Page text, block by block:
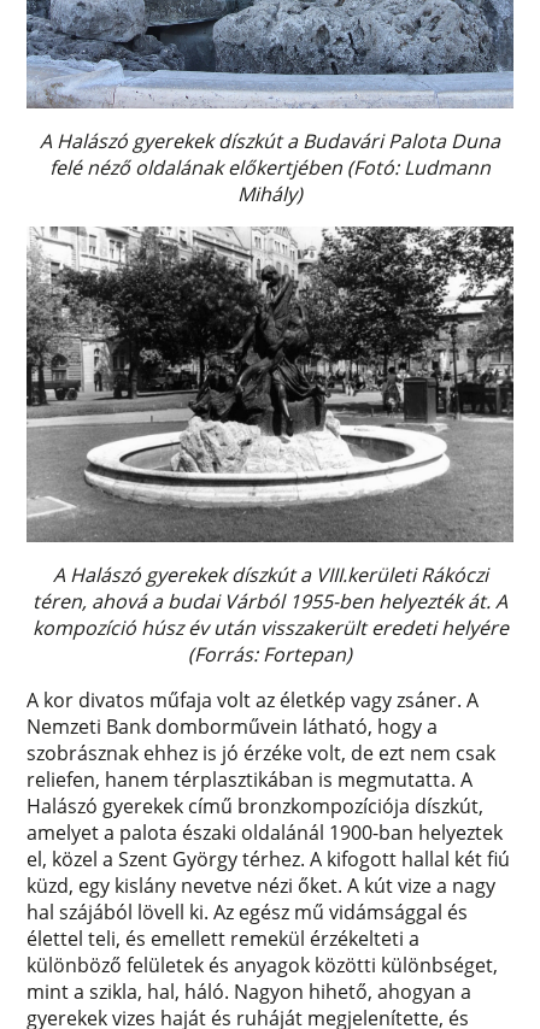
A Halászó gyerekek díszkút a Budavári Palota Duna
felé néző oldalának előkertjében (Fotó: Ludmann
Mihály)
A Halászó gyerekek díszkút a VIII.kerületi Rákóczi
téren, ahová a budai Várból 1955-ben helyezték át. A
kompozíció húsz év után visszakerült eredeti helyére
(Forrás: Fortepan)
A kor divatos műfaja volt az életkép vagy zsáner. A
Nemzeti Bank domborművein látható, hogy a
szobrásznak ehhez is jó érzéke volt, de ezt nem csak
reliefen, hanem térplasztikában is megmutatta. A
Halászó gyerekek című bronzkompozíciója díszkút,
amelyet a palota északi oldalánál 1900-ban helyeztek
el, közel a Szent György térhez. A kifogott hallal két fiú
küzd, egy kislány nevetve nézi őket. A kút vize a nagy
hal szájából lövell ki. Az egész mű vidámsággal és
élettel teli, és emellett remekül érzékelteti a
különböző felületek és anyagok közötti különbséget,
mint a szikla, hal, háló. Nagyon hihető, ahogyan a
gyerekek vizes haját és ruháját megjelenítette, és